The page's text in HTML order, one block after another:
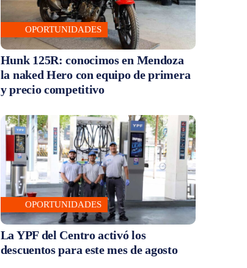
OPORTUNIDADES
Hunk 125R: conocimos en Mendoza
la naked Hero con equipo de primera
y precio competitivo
OPORTUNIDADES
La YPF del Centro activó los
descuentos para este mes de agosto